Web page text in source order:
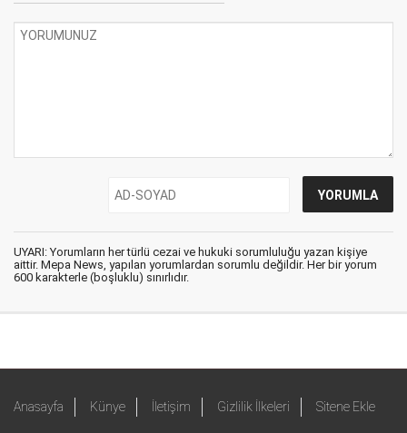
UYARI: Yorumların her türlü cezai ve hukuki sorumluluğu yazan kişiye
aittir. Mepa News, yapılan yorumlardan sorumlu değildir. Her bir yorum
600 karakterle (boşluklu) sınırlıdır.
Anasayfa Künye İletişim Gizlilik İlkeleri Sitene Ekle